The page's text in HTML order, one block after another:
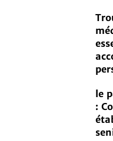
le
: